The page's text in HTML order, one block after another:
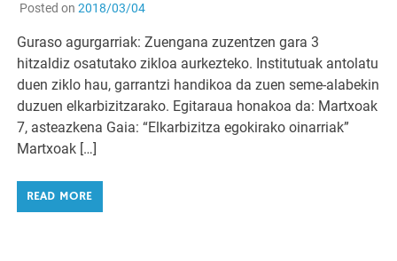
Posted on 2018/03/04
Guraso agurgarriak: Zuengana zuzentzen gara 3
hitzaldiz osatutako zikloa aurkezteko. Institutuak antolatu
duen ziklo hau, garrantzi handikoa da zuen seme-alabekin
duzuen elkarbizitzarako. Egitaraua honakoa da: Martxoak
7, asteazkena Gaia: “Elkarbizitza egokirako oinarriak”
Martxoak […]
READ MORE